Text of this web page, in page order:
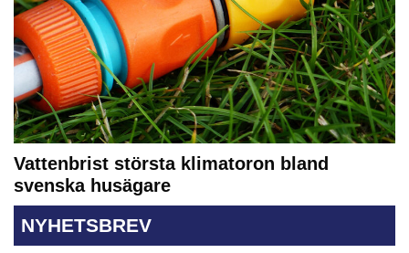
Vattenbrist största klimatoron bland
svenska husägare
NYHETSBREV